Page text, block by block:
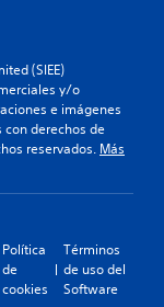
(SIEE)
y/o
e imágenes
derechos de
reservados. Más
Política
de
cookies
Términos
de uso del
Software